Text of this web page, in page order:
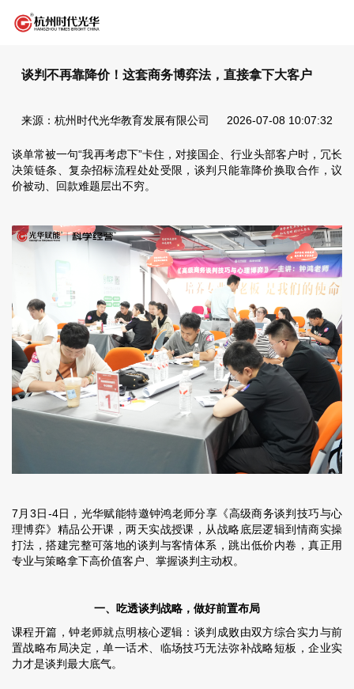
谈判不再靠降价！这套商务博弈法，直接拿下大客户
来源：杭州时代光华教育发展有限公司 2026-07-08 10:07:32
谈单常被一句“我再考虑下”卡住，对接国企、行业头部客户时，冗长
决策链条、复杂招标流程处处受限，谈判只能靠降价换取合作，议
价被动、回款难题层出不穷。
7月3日-4日，光华赋能特邀钟鸿老师分享《高级商务谈判技巧与心
理博弈》精品公开课，两天实战授课，从战略底层逻辑到情商实操
打法，搭建完整可落地的谈判与客情体系，跳出低价内卷，真正用
专业与策略拿下高价值客户、掌握谈判主动权。
一、吃透谈判战略，做好前置布局
课程开篇，钟老师就点明核心逻辑：谈判成败由双方综合实力与前
置战略布局决定，单一话术、临场技巧无法弥补战略短板，企业实
力才是谈判最大底气。